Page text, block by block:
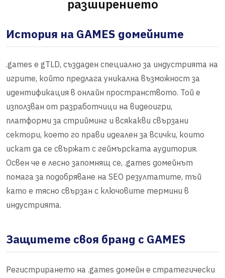
разширението
История на GAMES домейните
.games е gTLD, създаден специално за индустрията на
игрите, който предлага уникална възможност за
идентификация в онлайн пространството. Той е
използван от разработчици на видеоигри,
платформи за стрийминг и всякакви свързани
сектори, което го прави идеален за всички, които
искат да се свържат с геймърската аудитория.
Освен че е лесно запомнящ се, .games домейнът
помага за подобряване на SEO резултатите, тъй
като е тясно свързан с ключовите термини в
индустрията.
Защитете своя бранд с GAMES
Регистрирането на .games домейн е стратегически